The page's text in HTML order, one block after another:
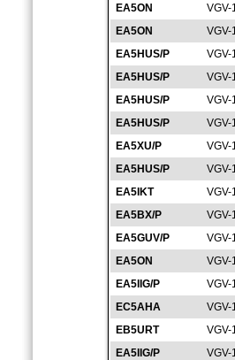
EA5ON
VGV-
EA5ON
VGV-
EA5HUS/P
VGV-
EA5HUS/P
VGV-
EA5HUS/P
VGV-
EA5HUS/P
VGV-
EA5XU/P
VGV-
EA5HUS/P
VGV-
EA5IKT
VGV-
EA5BX/P
VGV-
EA5GUV/P
VGV-
EA5ON
VGV-
EA5IIG/P
VGV-
EC5AHA
VGV-
EB5URT
VGV-
EA5IIG/P
VGV-